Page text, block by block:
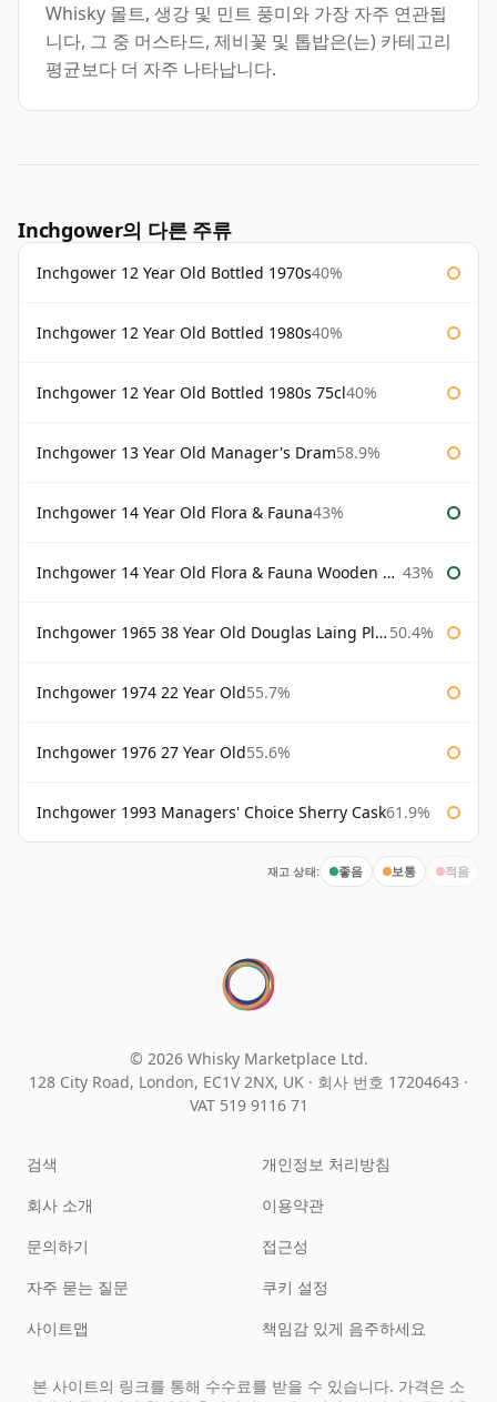
Whisky 몰트, 생강 및 민트 풍미와 가장 자주 연관됩
니다, 그 중 머스타드, 제비꽃 및 톱밥은(는) 카테고리
평균보다 더 자주 나타납니다.
Inchgower의 다른 주류
Inchgower 12 Year Old Bottled 1970s40%
Inchgower 12 Year Old Bottled 1980s40%
Inchgower 12 Year Old Bottled 1980s 75cl40%
Inchgower 13 Year Old Manager's Dram58.9%
Inchgower 14 Year Old Flora & Fauna43%
Inchgower 14 Year Old Flora & Fauna Wooden Box 43%
Inchgower 1965 38 Year Old Douglas Laing Platinum Selection 50.4%
Inchgower 1974 22 Year Old55.7%
Inchgower 1976 27 Year Old55.6%
Inchgower 1993 Managers' Choice Sherry Cask61.9%
재고 상태: 좋음 보통 적음
© 2026 Whisky Marketplace Ltd.
128 City Road, London, EC1V 2NX, UK · 회사 번호 17204643 ·
VAT 519 9116 71
검색
회사 소개
문의하기
자주 묻는 질문
사이트맵
개인정보 처리방침
이용약관
접근성
쿠키 설정
책임감 있게 음주하세요
본 사이트의 링크를 통해 수수료를 받을 수 있습니다. 가격은 소